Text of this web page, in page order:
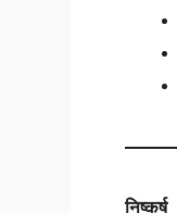
निष्कर्ष